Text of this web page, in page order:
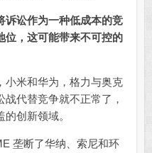
诉讼作为一种低成本的竞
位，这可能带来不可控的
米和华为，格力与奥克
代替竞争就不正常了，
创新领域。
垄断了华纳、索尼和环